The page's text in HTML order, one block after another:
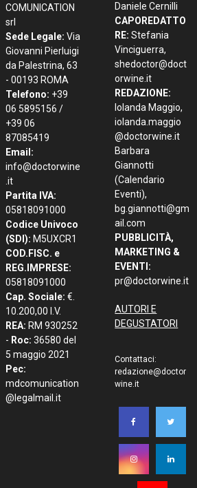
COMUNICATION
srl
Sede Legale: Via
Giovanni Pierluigi
da Palestrina, 63
- 00193 ROMA
Telefono: +39
06 5895156 /
+39 06
87085419
Email:
info@doctorwine
.it
Partita IVA:
05818091000
Codice Univoco
(SDI): M5UXCR1
COD.FISC. e
REG.IMPRESE:
05818091000
Cap. Sociale: €.
10.200,00 I.V.
REA: RM 930252
- Roc: 36580 del
5 maggio 2021
Pec:
mdcomunication
@legalmail.it
Daniele Cernilli
CAPOREDATTO
RE: Stefania
Vinciguerra,
shedoctor@doct
orwine.it
REDAZIONE:
Iolanda Maggio,
iolanda.maggio
@doctorwine.it
Barbara
Giannotti
(Calendario
Eventi),
bg.giannotti@gm
ail.com
PUBBLICITÀ,
MARKETING &
EVENTI:
pr@doctorwine.it
AUTORI E
DEGUSTATORI
Contattaci:
redazione@doctor
wine.it